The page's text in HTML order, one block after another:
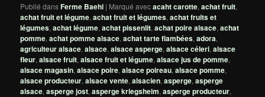
Publié dansFerme Baehl | Marqué avecacaht carotte,achat fruit,
achat fruit et légume,achat fruit et légumes,achat fruits et
légumes,achat légume,achat pissenlit,achat poire alsace,achat
pomme,achat pomme alsace,achat tarte flambées,adora,
agriculteur alsace,alsace,alsace asperge,alsace céleri,alsace
fleur,alsace fruit,alsace fruit et légume,alsace jus de pomme,
alsace magasin,alsace poire,alsace poireau,alsace pomme,
alsace producteur,alsace vente,alsacien,asperge,asperge
alsace,asperge jost,asperge kriegsheim,asperge producteur,